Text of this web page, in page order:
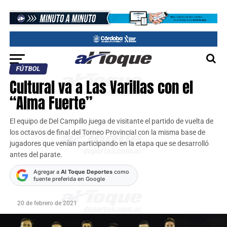
FÚTBOL
Cultural va a Las Varillas con el
“Alma Fuerte”
El equipo de Del Campillo juega de visitante el partido de vuelta de
los octavos de final del Torneo Provincial con la misma base de
jugadores que venían participando en la etapa que se desarrolló
antes del parate.
Agregar a Al Toque Deportescomo
fuente preferida en Google
20 de febrero de 2021